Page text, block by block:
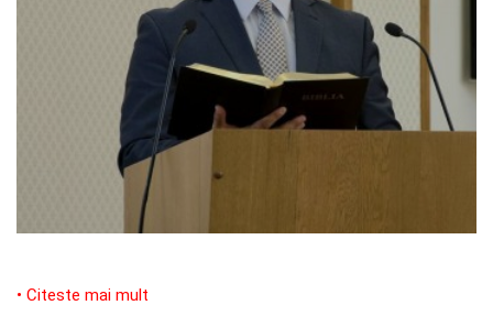
• Citeste mai mult